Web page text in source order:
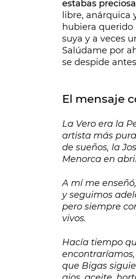
estabas
libre, anárquica
hubiera querido
suya y a veces
Salúdame por
se despide
El mensaje
La Vero era la
artista más
de sueños, la
Menorca en
A mí me
y seguimos
pero siempre
vivos.
Hacía tiempo
que Bigas